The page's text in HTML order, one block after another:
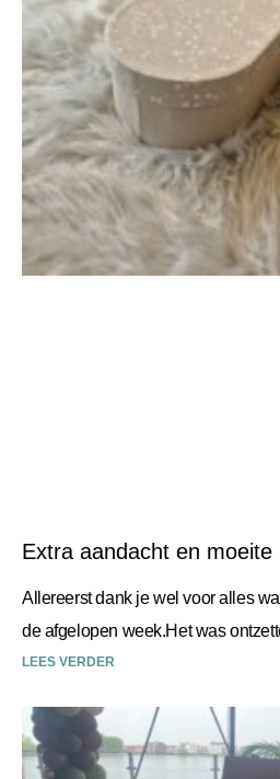
Extra aandacht en moeite
Allereerst dank je wel voor alles
de afgelopen week.Het was
manier afscheid van
LEES VERDER